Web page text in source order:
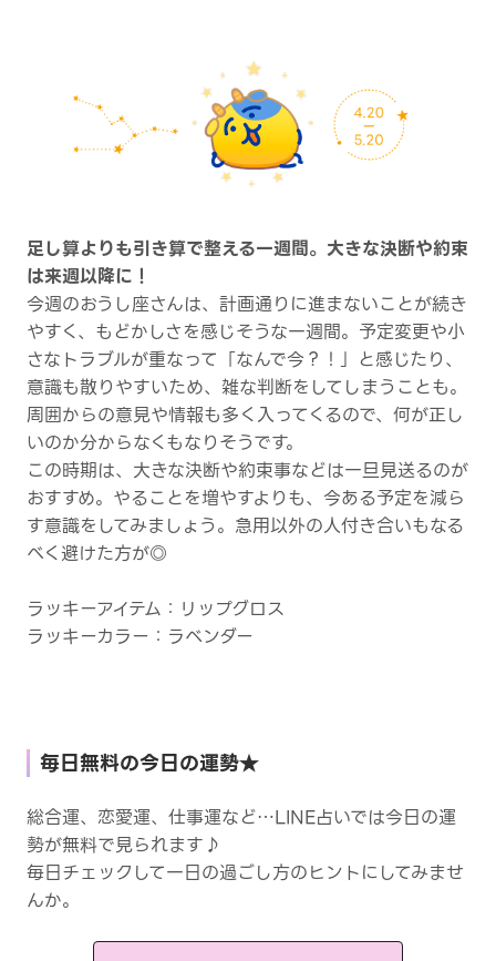
足し算よりも引き算で整える一週間。大きな決断や約束
は来週以降に！
今週のおうし座さんは、計画通りに進まないことが続き
やすく、もどかしさを感じそうな一週間。予定変更や小
さなトラブルが重なって「なんで今？！」と感じたり、
意識も散りやすいため、雑な判断をしてしまうことも。
周囲からの意見や情報も多く入ってくるので、何が正し
いのか分からなくもなりそうです。
この時期は、大きな決断や約束事などは一旦見送るのが
おすすめ。やることを増やすよりも、今ある予定を減ら
す意識をしてみましょう。急用以外の人付き合いもなる
べく避けた方が◎
ラッキーアイテム：リップグロス
ラッキーカラー：ラベンダー
毎日無料の今日の運勢★
総合運、恋愛運、仕事運など…LINE占いでは今日の運
勢が無料で見られます♪
毎日チェックして一日の過ごし方のヒントにしてみませ
んか。